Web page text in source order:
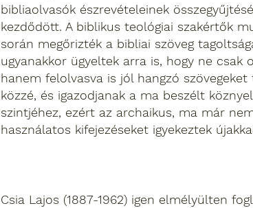
bibliaolvasók észrevételeinek
kezdődött. A biblikus teológiai szakértők
során megőrizték a bibliai szöveg
ugyanakkor ügyeltek arra is, hogy ne csak
hanem felolvasva is jól hangzó szövegeket
közzé, és igazodjanak a ma beszélt
szintjéhez, ezért az archaikus, ma már
használatos kifejezéseket igyekeztek
Csia Lajos (1887-1962) igen elmélyülten